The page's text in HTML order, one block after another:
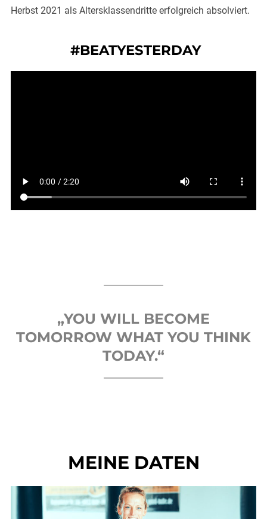
Herbst 2021 als Altersklassendritte erfolgreich absolviert.
#BEATYESTERDAY
„YOU WILL BECOME
TOMORROW WHAT YOU THINK
TODAY.“
MEINE DATEN